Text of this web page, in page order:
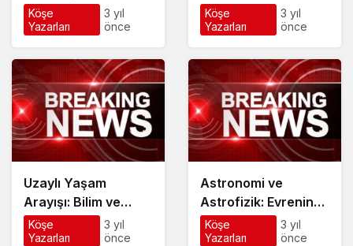
Temizliği
Köşe
Yazarları
3 yıl
önce
Evrenden Gelen
Mesajlar
Köşe
Yazarları
3 yıl
önce
Uzaylı Yaşam
Arayışı: Bilim ve
Spekülasyon
Köşe
Yazarları
3 yıl
önce
Astronomi ve
Astrofizik: Evrenin
Gizemleri
Köşe
Yazarları
3 yıl
önce